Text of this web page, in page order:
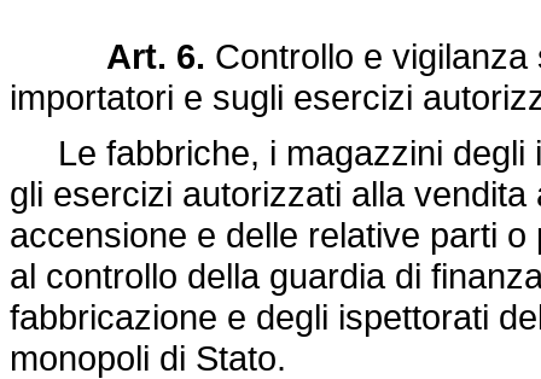
Art. 6. Controllo e
importatori e sugli esercizi
Le fabbriche, i magazzini degli
gli esercizi autorizzati alla
accensione e delle relative parti
al controllo della guardia di
fabbricazione e degli ispettorati
monopoli di Stato.